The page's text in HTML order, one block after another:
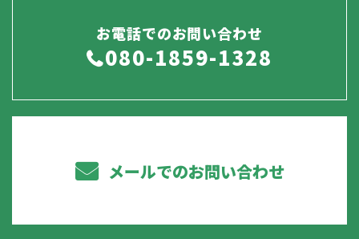
お電話でのお問い合わせ
080-1859-1328
メールでのお問い合わせ